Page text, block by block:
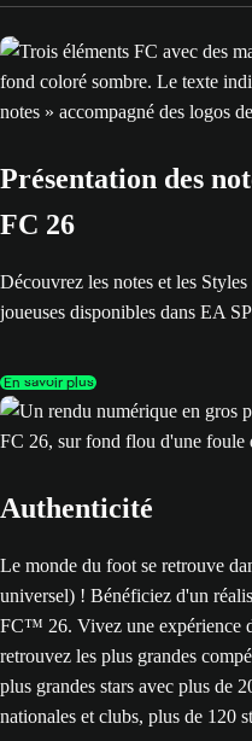
Présentation des
FC 26
Découvrez les notes et les
joueuses disponibles dans EA
En savoir plus
Authenticité
Le monde du foot se retrouve
universel) ! Bénéficiez d'un
FC™ 26. Vivez une expérience
retrouvez les plus grandes
plus grandes stars avec plus de
nationales et clubs, plus de 120